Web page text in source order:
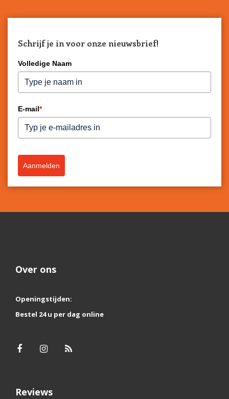
Schrijf je in voor onze nieuwsbrief!
Volledige Naam
E-mail*
Aanmelden
Over ons
Openingstijden:
Bestel 24 u per dag online
Reviews